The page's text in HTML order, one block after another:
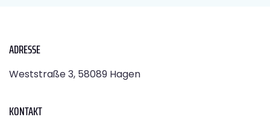
ADRESSE
Weststraße 3, 58089 Hagen
KONTAKT